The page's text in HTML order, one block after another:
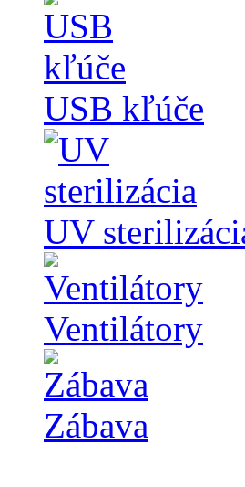
USB kľúče
UV
Ventilátory
Zábava